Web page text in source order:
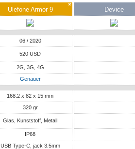
✖
Ulefone Armor 9 Device
06 / 2020
520 USD
2G, 3G, 4G
Genauer
168.2 x 82 x 15 mm
320 gr
Glas, Kunststoff, Metall
IP68
USB Type-C, jack 3.5mm